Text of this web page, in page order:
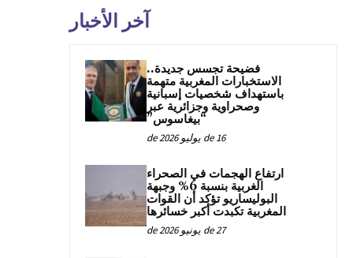
آخر الأخبار
فضيحة تجسس جديدة..
الاستخبارات المغربية متهمة
باستهداف شخصيات إسبانية
وصحراوية وجزائرية عبر
“بيغاسوس”
16 de يوليو de 2026
ارتفاع الهجمات في الصحراء
الغربية بنسبة 6% وجبهة
البوليساريو تؤكد أن القوات
المغربية تكبدت أكبر خسائرها
27 de يونيو de 2026